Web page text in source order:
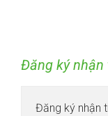
Đăng ký nhận
Đăng ký nhận